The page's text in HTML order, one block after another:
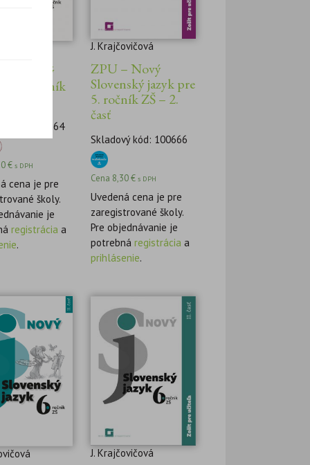
5. ročník
kód: 100664
€ s DPH
cena je pre
školy.
je
registrácia a
.
J. Krajčovičová
ZPU – Nový
Slovenský jazyk pre
5. ročník ZŠ – 2.
časť
Skladový kód: 100666
Cena 8,30€ s DPH
Uvedená cena je pre
zaregistrované školy.
Pre objednávanie je
potrebnáregistrácia a
prihlásenie.
J. Krajčovičová